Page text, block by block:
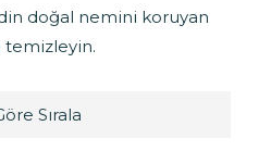
doğal nemini koruyan
temizleyin.